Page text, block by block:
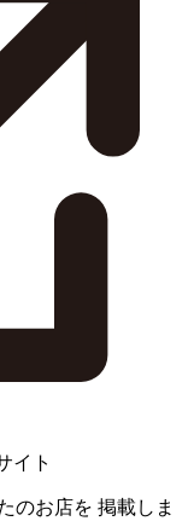
イト
のお店を 掲載しま